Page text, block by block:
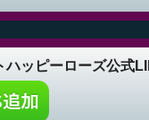
ハッピーローズ公式